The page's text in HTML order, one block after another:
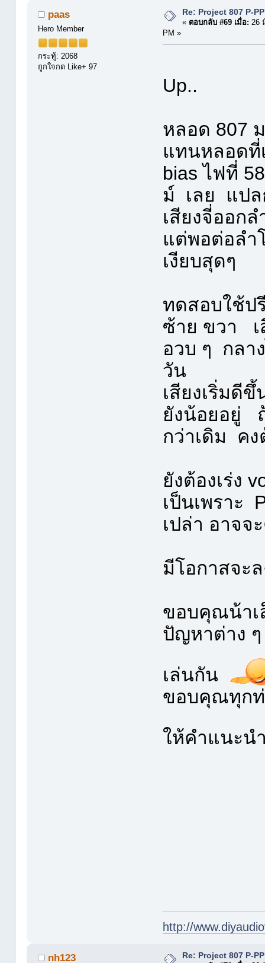
paas
Hero Member
กระทู้: 2068
ถูกใจกด Like+ 97
Re: Project 807 P-
« ตอบกลับ #69 เมื่อ: 26
PM »
Up..
หลอด 807
แทนหลอดที่
bias ไฟที่
ม์ เลย แปล
เสียงจี่ออก
แต่พอต่อลำ
เงียบสุดๆ
ทดสอบใช้ป
ซ้าย ขวา เ
อวบ ๆ กลา
วัน
เสียงเริ่มดี
ยังน้อยอยู่
กว่าเดิม คง
ยังต้องเร่ง
เป็นเพราะ
เปล่า อาจจ
มีโอกาสจะ
ขอบคุณน้าเ
ปัญหาต่าง
เล่นกัน
ขอบคุณทุกท่
ให้คำแนะน
http://
nh123 Re: Project 807 P-